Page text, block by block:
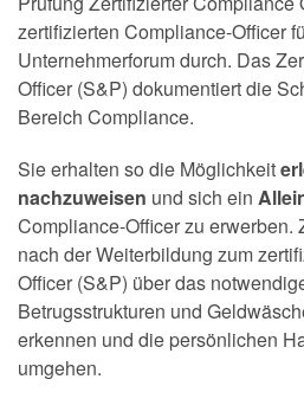
zertifizierten Compliance-Officer
Unternehmerforum durch. Das
Officer (S&P) dokumentiert die
Bereich Compliance.
Sie erhalten so die Möglichkeit
nachzuweisen und sich ein
Compliance-Officer zu erwerben.
nach der Weiterbildung zum
Officer (S&P) über das
Betrugsstrukturen und
erkennen und die persönlichen
umgehen.